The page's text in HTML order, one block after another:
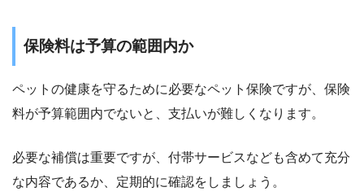
保険料は予算の範囲内か
ペットの健康を守るために必要なペット保険ですが、保険
料が予算範囲内でないと、支払いが難しくなります。
必要な補償は重要ですが、付帯サービスなども含めて充分
な内容であるか、定期的に確認をしましょう。